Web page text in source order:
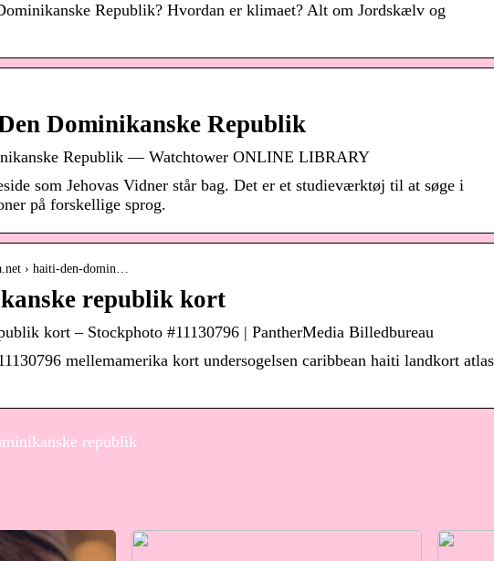
Republik? Hvordan er klimaet? Alt om Jordskælv og
Dominikanske Republik
Republik — Watchtower ONLINE LIBRARY
som Jehovas Vidner står bag. Det er et studieværktøj til at søge i
på forskellige sprog.
› haiti-den-domin…
republik kort
kort – Stockphoto #11130796 | PantherMedia Billedbureau
mellemamerika kort undersogelsen caribbean haiti landkort atlas
republik